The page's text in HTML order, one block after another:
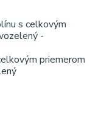
priemerom